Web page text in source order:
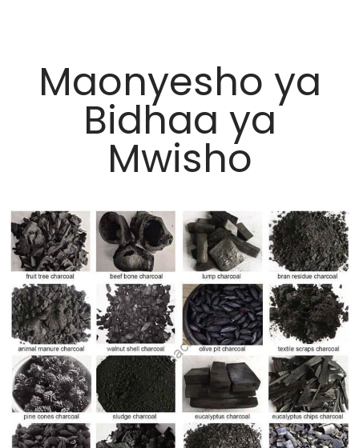
Maonyesho ya
Bidhaa ya
Mwisho